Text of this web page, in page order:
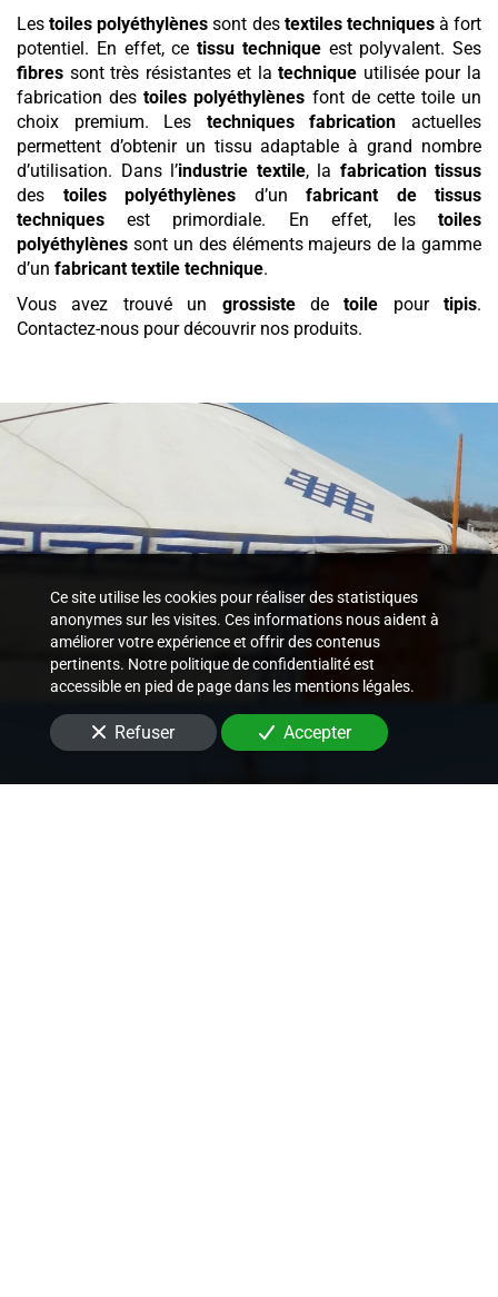
Lestoiles polyéthylènes sont des textiles techniquesà fort
potentiel. En effet, ce tissu techniqueest polyvalent. Ses
fibres sont très résistantes et latechnique utilisée pour la
fabrication destoiles polyéthylènes font de cette toile un
choix premium. Les techniques fabrication actuelles
permettent d’obtenir un tissu adaptable à grand nombre
d’utilisation. Dans l’industrie textile, la fabrication tissus
des toiles polyéthylènes d’un fabricant de tissus
techniques est primordiale. En effet, les toiles
polyéthylènes sont un des éléments majeurs de la gamme
d’un fabricant textile technique.
Vous avez trouvé un grossiste detoile pour tipis.
Contactez-nous pour découvrir nos produits.
Ce site utilise les cookies pour réaliser des statistiques
anonymes sur les visites. Ces informations nous aident à
améliorer votre expérience et offrir des contenus
pertinents. Notre politique de confidentialité est
accessible en pied de page dans les mentions légales.
Refuser Accepter